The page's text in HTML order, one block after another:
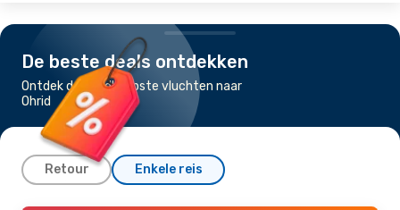
De beste deals ontdekken
Ontdek de goedkoopste vluchten naar
Ohrid
Retour Enkele reis